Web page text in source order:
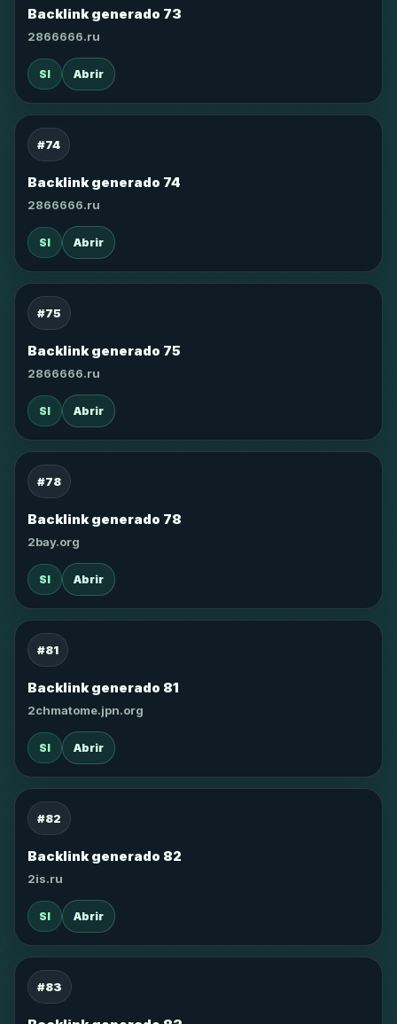
Backlink generado 73
2866666.ru
SI Abrir
#74
Backlink generado 74
2866666.ru
SI Abrir
#75
Backlink generado 75
2866666.ru
SI Abrir
#78
Backlink generado 78
2bay.org
SI Abrir
#81
Backlink generado 81
2chmatome.jpn.org
SI Abrir
#82
Backlink generado 82
2is.ru
SI Abrir
#83